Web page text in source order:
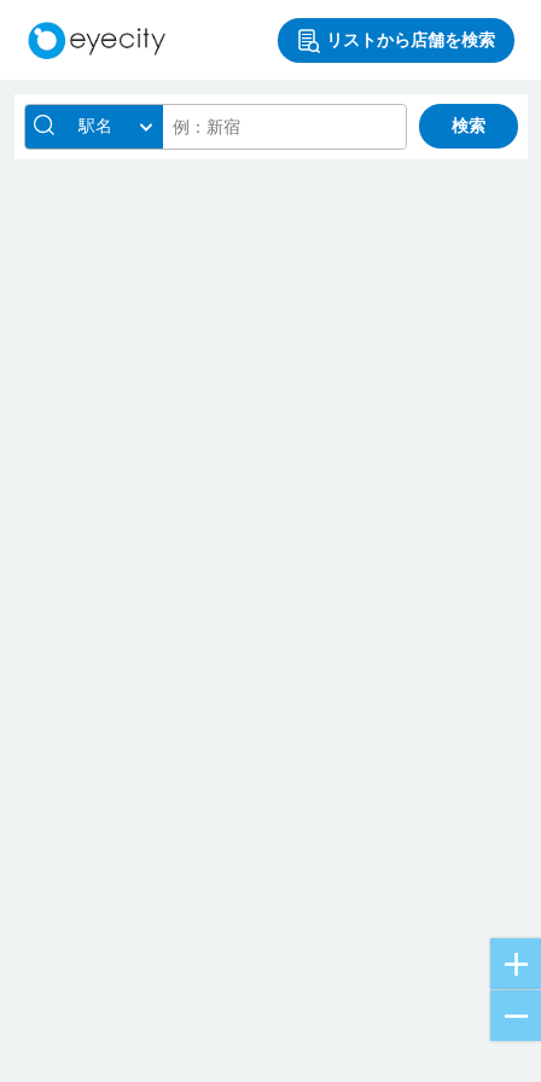
リストから店舗を検索
駅名 検索